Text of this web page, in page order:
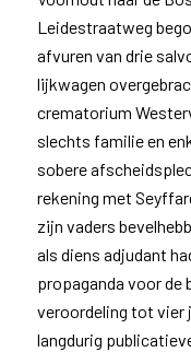
Leidestraatweg
afvuren van drie
lijkwagen
crematorium
slechts familie en
sobere
rekening met
zijn vaders
als diens adjudant
propaganda voor de
veroordeling tot vier
langdurig